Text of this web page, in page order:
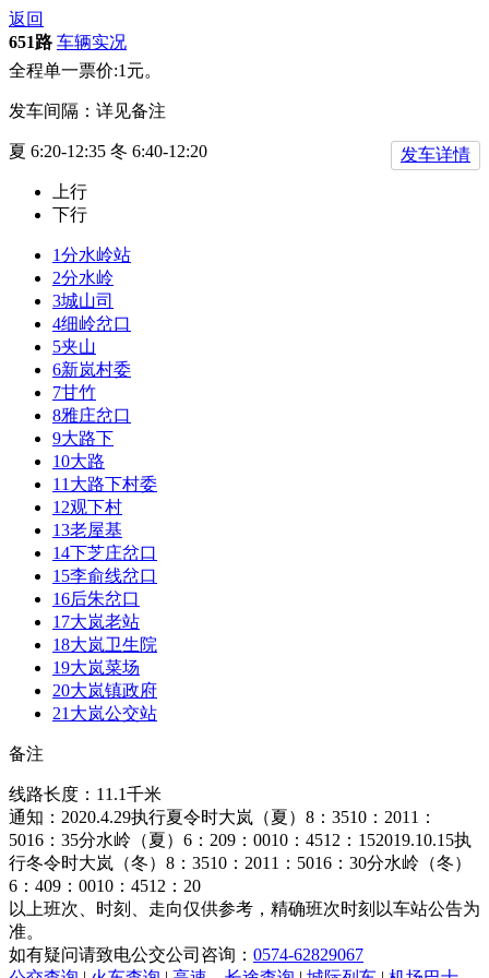
返回
651路 车辆实况
全程单一票价:1元。
发车间隔：详见备注
夏 6:20-12:35 冬 6:40-12:20
发车详情
上行
下行
1分水岭站
2分水岭
3城山司
4细岭岔口
5夹山
6新岚村委
7甘竹
8雅庄岔口
9大路下
10大路
11 大路下村委
12观下村
13老屋基
14下芝庄岔口
15李俞线岔口
16后朱岔口
17大岚老站
18大岚卫生院
19大岚菜场
20大岚镇政府
21 大岚公交站
备注
线路长度：11.1千米
通知：2020.4.29执行夏令时大岚（夏）8：3510：2011：
5016：35分水岭（夏）6：209：0010：4512：152019.10.15执
行冬令时大岚（冬）8：3510：2011：5016：30分水岭（冬）
6：409：0010：4512：20
以上班次、时刻、走向仅供参考，精确班次时刻以车站公告为
准。
如有疑问请致电公交公司咨询： 0574-62829067